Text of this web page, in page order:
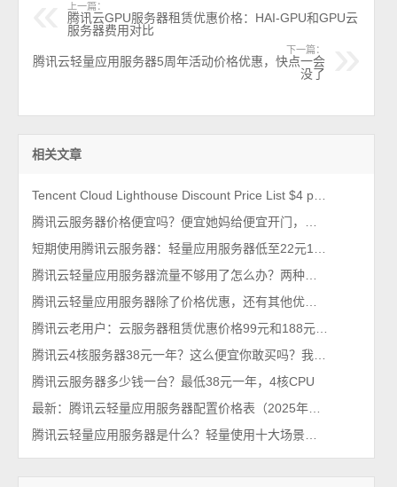
上一篇：
腾讯云GPU服务器租赁优惠价格：HAI-GPU和GPU云
服务器费用对比
下一篇：
腾讯云轻量应用服务器5周年活动价格优惠，快点一会
没了
相关文章
Tencent Cloud Lighthouse Discount Price List $4 per month
腾讯云服务器价格便宜吗？便宜她妈给便宜开门，便宜到家了
短期使用腾讯云服务器：轻量应用服务器低至22元1个月2026年最新
腾讯云轻量应用服务器流量不够用了怎么办？两种解决方法
腾讯云轻量应用服务器除了价格优惠，还有其他优点吗？
腾讯云老用户：云服务器租赁优惠价格99元和188元配置详解
腾讯云4核服务器38元一年？这么便宜你敢买吗？我买了，真香！
腾讯云服务器多少钱一台？最低38元一年，4核CPU
最新：腾讯云轻量应用服务器配置价格表（2025年新版报价单）
腾讯云轻量应用服务器是什么？轻量使用十大场景，一看就懂